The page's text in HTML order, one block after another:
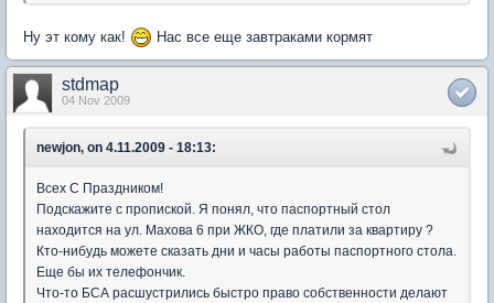
Ну эт кому как! Нас все еще завтраками кормят
stdmap
04 Nov 2009
newjon, on 4.11.2009 - 18:13:
Всех С Праздником!
Подскажите с пропиской. Я понял, что паспортный стол
находится на ул. Махова 6 при ЖКО, где платили за квартиру ?
Кто-нибудь можете сказать дни и часы работы паспортного стола.
Еще бы их телефончик.
Что-то БСА расшустрились быстро право собственности делают